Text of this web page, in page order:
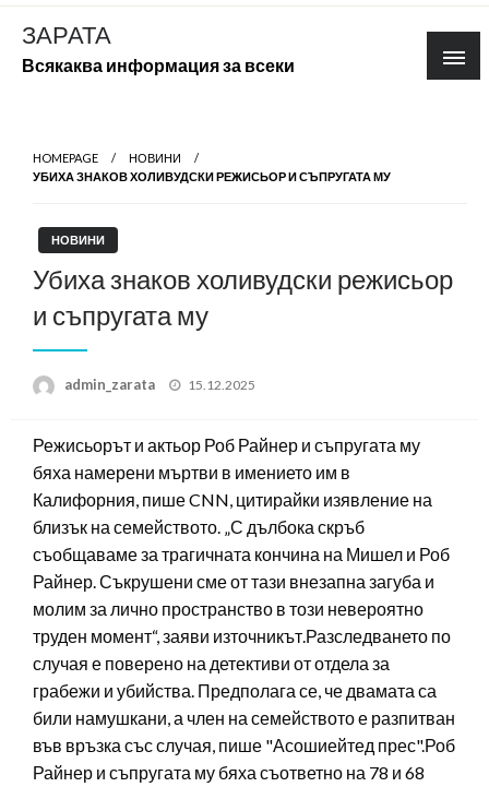
Skip
content
ЗАРАТА
Всякаква информация за всеки
HOMEPAGE
НОВИНИ
УБИХА ЗНАКОВ ХОЛИВУДСКИ РЕЖИСЬОР И СЪПРУГАТА МУ
НОВИНИ
Убиха знаков холивудски режисьор
и съпругата му
admin_zarata
Posted
15.12.2025
Режисьорът и актьор Роб Райнер и съпругата му
бяха намерени мъртви в имението им в
Калифорния, пише CNN, цитирайки изявление на
близък на семейството. „С дълбока скръб
съобщаваме за трагичната кончина на Мишел и Роб
Райнер. Съкрушени сме от тази внезапна загуба и
молим за лично пространство в този невероятно
труден момент“, заяви източникът.Разследването по
случая е поверено на детективи от отдела за
грабежи и убийства. Предполага се, че двамата са
били намушкани, а член на семейството е разпитван
във връзка със случая, пише "Асошиейтед прес".Роб
Райнер и съпругата му бяха съответно на 78 и 68